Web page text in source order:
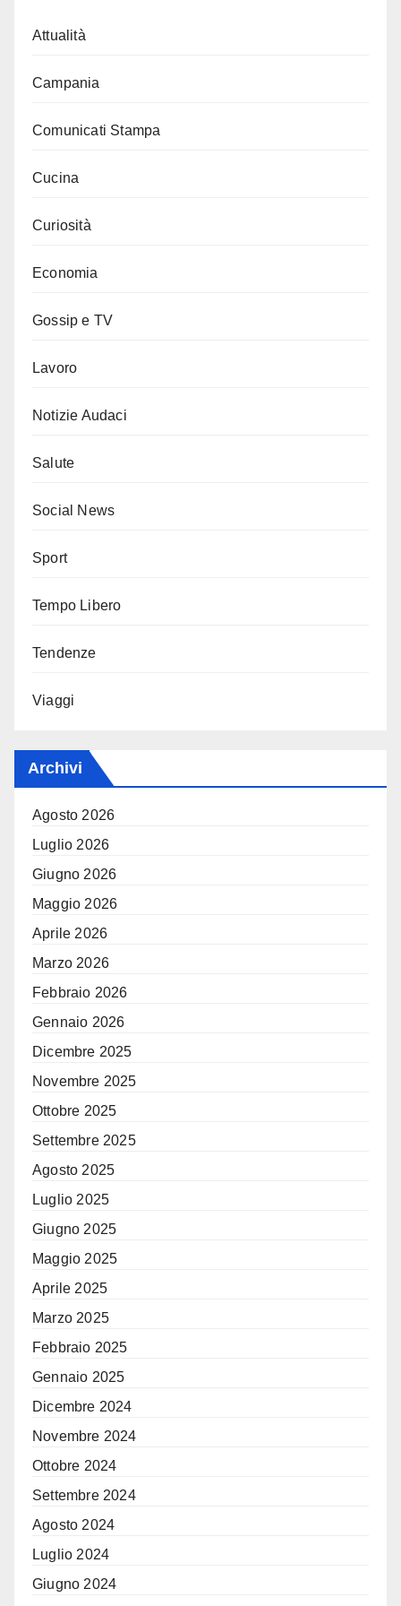
Attualità
Campania
Comunicati Stampa
Cucina
Curiosità
Economia
Gossip e TV
Lavoro
Notizie Audaci
Salute
Social News
Sport
Tempo Libero
Tendenze
Viaggi
Archivi
Agosto 2026
Luglio 2026
Giugno 2026
Maggio 2026
Aprile 2026
Marzo 2026
Febbraio 2026
Gennaio 2026
Dicembre 2025
Novembre 2025
Ottobre 2025
Settembre 2025
Agosto 2025
Luglio 2025
Giugno 2025
Maggio 2025
Aprile 2025
Marzo 2025
Febbraio 2025
Gennaio 2025
Dicembre 2024
Novembre 2024
Ottobre 2024
Settembre 2024
Agosto 2024
Luglio 2024
Giugno 2024